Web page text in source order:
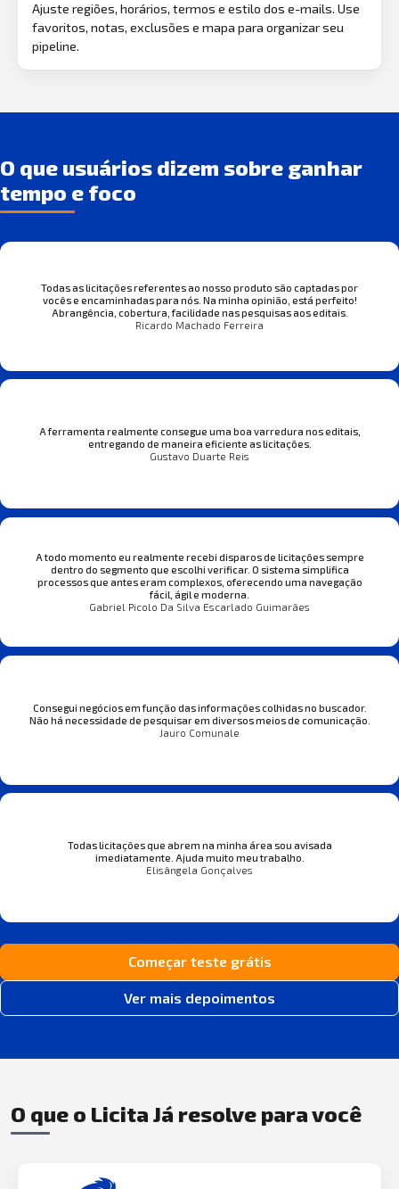
Ajuste regiões, horários, termos e estilo dos e-mails. Use
favoritos, notas, exclusões e mapa para organizar seu
pipeline.
O que usuários dizem sobre ganhar
tempo e foco
Todas as licitações referentes ao nosso produto são captadas por
vocês e encaminhadas para nós. Na minha opinião, está perfeito!
Abrangência, cobertura, facilidade nas pesquisas aos editais.
Ricardo Machado Ferreira
A ferramenta realmente consegue uma boa varredura nos editais,
entregando de maneira eficiente as licitações.
Gustavo Duarte Reis
A todo momento eu realmente recebi disparos de licitações sempre
dentro do segmento que escolhi verificar. O sistema simplifica
processos que antes eram complexos, oferecendo uma navegação
fácil, ágil e moderna.
Gabriel Picolo Da Silva Escarlado Guimarães
Consegui negócios em função das informações colhidas no buscador.
Não há necessidade de pesquisar em diversos meios de comunicação.
Jauro Comunale
Todas licitações que abrem na minha área sou avisada
imediatamente. Ajuda muito meu trabalho.
Elisângela Gonçalves
Começar teste grátis
Ver mais depoimentos
O que o Licita Já resolve para você